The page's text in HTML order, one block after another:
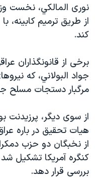
گالری عکس
آرشیو پخش زنده
اعتراضات زن، زندگی،
مجموعه مستندهای
دادگاه حمید نوری
چهل سال گروگان‌گیری
قانون شفافیت دارائی
اعتراضات مردمی آبان ۹۸
اسرائیل در جنگ
نرگس محمدی برنده
همایش محافظه‌کاران
نوری المالکي، نخست
از طريق ترميم کابينه،
کند.
برخی از قانونگذاران
جواد البولاني، که
مرگبار دستجات مسلح
از سوی ديگر، پرزيدنت
هيات تحقيق در باره
از نخبگان دو حزب
کنگره آمريکا تشکيل شد
بررسی قرار دهد.